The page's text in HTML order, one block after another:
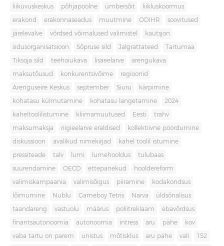
liikuvuskeskus põhjapoolne ümbersõit liikluskoormus
erakond erakonnaseadus muutmine ODIHR soovitused
järelevalve võrdsed võimalused valimistel kautsjon
sidusorganisatsioon Sõpruse sild Jalgrattateed Tartumaa
Tiksoja sild teehoiukava lisaeelarve arengukava
maksutõusud konkurentsivõime regioonid
Arenguseire Keskus september Siuru kärpimine
kohatasu külmutamine kohatasu langetamine 2024
kaheltoolilistumine kliimamuutused Eesti trahv
maksumaksja riigieelarve eraldised kollektiivne pöördumine
diskussioon avalikud nimekirjad kahel toolil istumine
pressiteade talv lumi lumehooldus tulubaas
suurendamine OECD ettepanekud hooldereform
valimiskampaania valimisõigus piiramine kodakondsus
lõimumine Nublu Gameboy Tetris Narva üldsõnalisus
taandareng vastuolu määrus poliitreklaam ebavõrdsus
finantsautonoomia autonoomia intress aru pähe kov
vaba tartu on parem unistus mõtisklus aru pähe vali 152